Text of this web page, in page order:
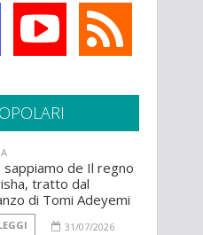
sappiamo de Il regno
tratto dal
di Tomi Adeyemi
31/07/2026